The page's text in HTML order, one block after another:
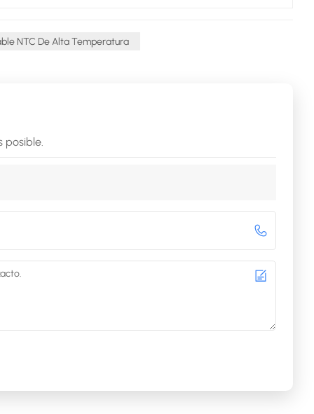
NTC De Alta Temperatura
posible.